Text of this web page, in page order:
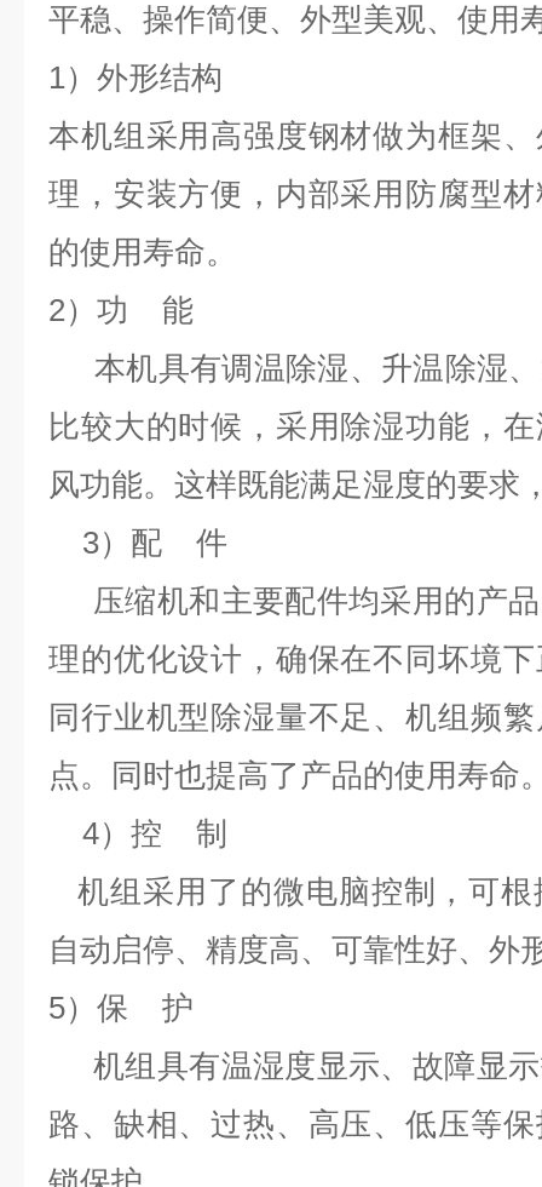
平稳、操作简便、外型美观、使用
1）外形结构
本机组采用高强度钢材做为框架
理，安装方便，内部采用防腐型
的使用寿命。
2）功 能
本机具有调温除湿、升温除湿
比较大的时候，采用除湿功能，
风功能。这样既能满足湿度的要求
3）配 件
压缩机和主要配件均采用的产
理的优化设计，确保在不同坏境
同行业机型除湿量不足、机组频
点。同时也提高了产品的使用寿命
4）控 制
机组采用了的微电脑控制，可
自动启停、精度高、可靠性好、外
5）保 护
机组具有温湿度显示、故障显
路、缺相、过热、高压、低压等